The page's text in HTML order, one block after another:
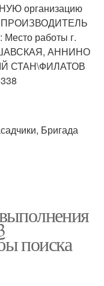
организацию
ПРОИЗВОДИТЕЛЬ
работы г.
АННИНО
СТАН\ФИЛАТОВ
Бригада
поиска